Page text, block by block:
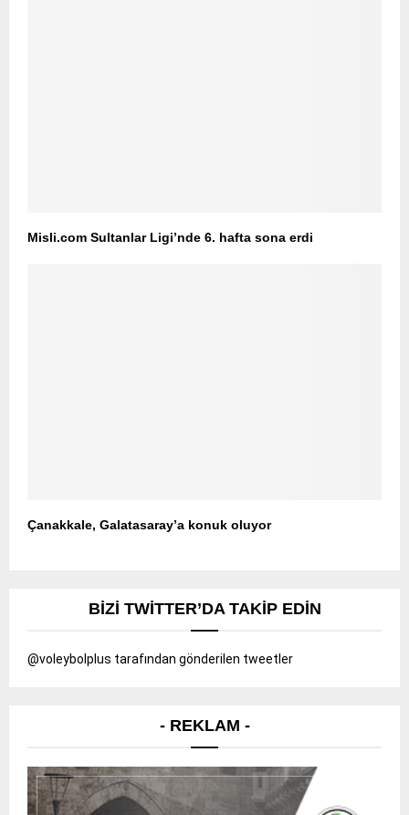
Misli.com Sultanlar Ligi’nde 6. hafta sona erdi
Çanakkale, Galatasaray’a konuk oluyor
BIZI TWITTER’DA TAKIP EDIN
@voleybolplus tarafından gönderilen tweetler
- REKLAM -